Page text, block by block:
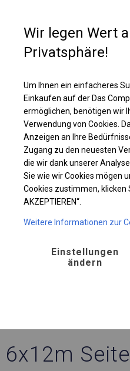
Robustes Lagerzelt | 6x12 m
6x12m
Wir legen Wert
Privatsphäre!
Um Ihnen ein einfacheres
Einkaufen auf der Das
ermöglichen, benötigen wir
Verwendung von Cookies.
Anzeigen an Ihre
Zugang zu den neuesten
die wir dank unserer
Sie wie wir Cookies mögen
Cookies zustimmen, klicken
AKZEPTIEREN“.
Weitere Informationen zur
Einstellungen
ändern